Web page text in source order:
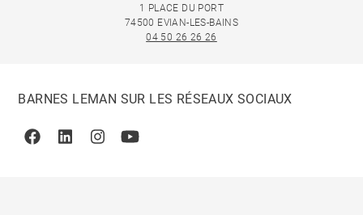
1 PLACE DU PORT
74500 EVIAN-LES-BAINS
04 50 26 26 26
BARNES LEMAN SUR LES RÉSEAUX SOCIAUX
FacebookLinkedinInstagramYoutube